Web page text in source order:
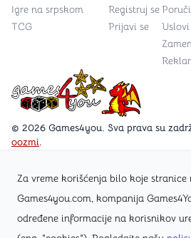
Za vreme korišćenja bilo koje stranice
Games4you.com, kompanija
određene informacije na korisnikov
Games4you logo
© 2026 Games4you. Sva prava su
oozmi.
Posetite Facebook stranicu /
Zapratite Instagram profil
Igre na srpskom
TCG
Registruj se
Prijavi se